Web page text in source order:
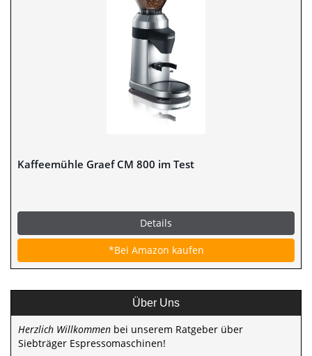
Kaffeemühle Graef CM 800 im Test
Details
*Bei Amazon kaufen
Über Uns
Herzlich Willkommen bei unserem Ratgeber über
Siebträger Espressomaschinen!